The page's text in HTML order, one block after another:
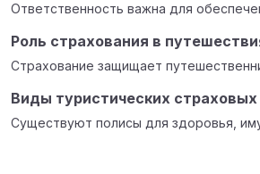
Ответственность важна для
Роль страхования в
Страхование защищает
Виды туристических страховых
Существуют полисы для здоровья,